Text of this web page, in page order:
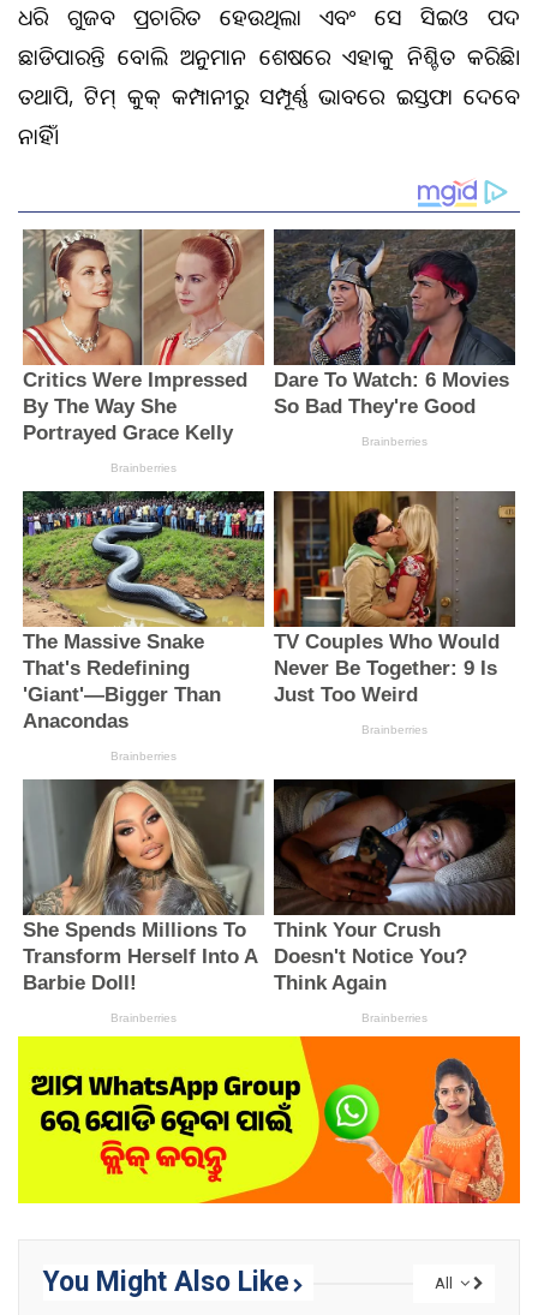
ଧରି ଗୁଜବ ପ୍ରଚାରିତ ହେଉଥିଲା ଏବଂ ସେ ସିଇଓ ପଦ
ଛାଡିପାରନ୍ତି ବୋଲି ଅନୁମାନ ଶେଷରେ ଏହାକୁ ନିଶ୍ଚିତ କରିଛି।
ତଥାପି, ଟିମ୍ କୁକ୍ କମ୍ପାନୀରୁ ସମ୍ପୂର୍ଣ୍ଣ ଭାବରେ ଇସ୍ତଫା ଦେବେ
ନାହିଁ।
All
You Might Also Like